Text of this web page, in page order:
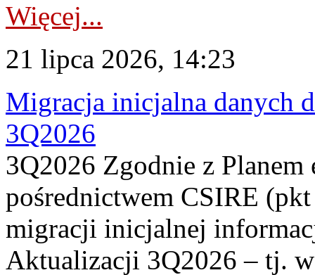
Więcej...
21 lipca 2026, 14:23
Migracja inicjalna danych
3Q2026
3Q2026 Zgodnie z
pośrednictwem CSIRE
migracji inicjalnej
Aktualizacji 3Q2026 – tj.